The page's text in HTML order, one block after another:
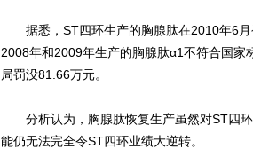
据悉，ST四环生产的胸腺肽在2010年6月
2008年和2009年生产的胸腺肽α1不符合国
局罚没81.66万元。
分析认为，胸腺肽恢复生产虽然对ST四环
能仍无法完全令ST四环业绩大逆转。